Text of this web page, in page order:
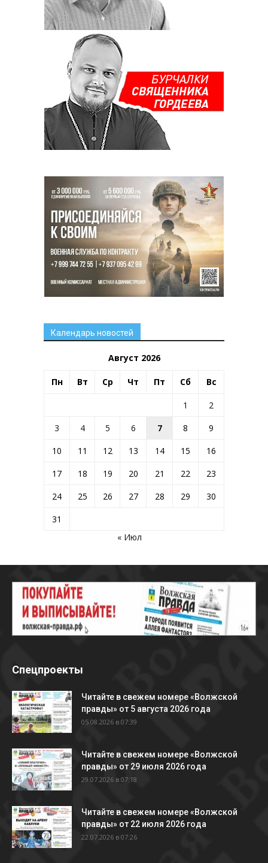
Календарь новостей
Август 2026
Пн Вт Ср Чт Пт Сб Вс
1
2
3
4 5 6 7 8
9
10
11 12 13 14 15
16
17
18 19 20 21 22
23
24
25 26 27 28 29
30
31
« Июл
Спецпроекты
Читайте в свежем номере «Волжской
правды» от 5 августа 2026 года
05.08.2026 в 07:39
Читайте в свежем номере «Волжской
правды» от 29 июля 2026 года
29.07.2026 в 07:18
Читайте в свежем номере «Волжской
правды» от 22 июля 2026 года
22.07.2026 в 07:26